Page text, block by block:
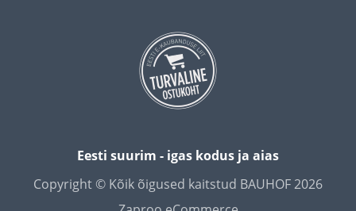
Eesti suurim - igas kodus ja aias
Copyright © Kõik õigused kaitstud BAUHOF 2026